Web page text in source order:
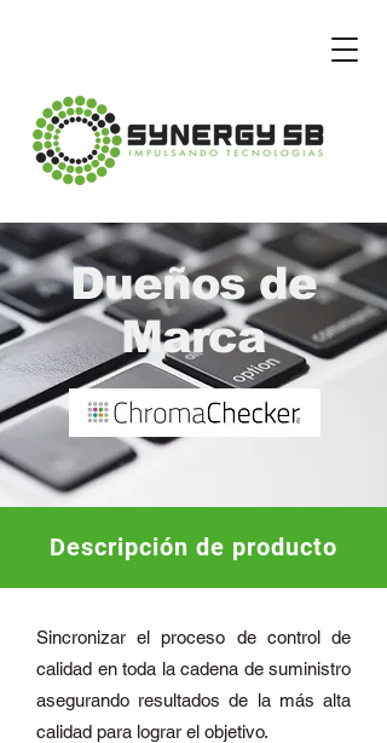
Dueños de
Marca
Descripción de producto
Sincronizar el proceso de control de
calidad en toda la cadena de suministro
asegurando resultados de la más alta
calidad para lograr el objetivo.